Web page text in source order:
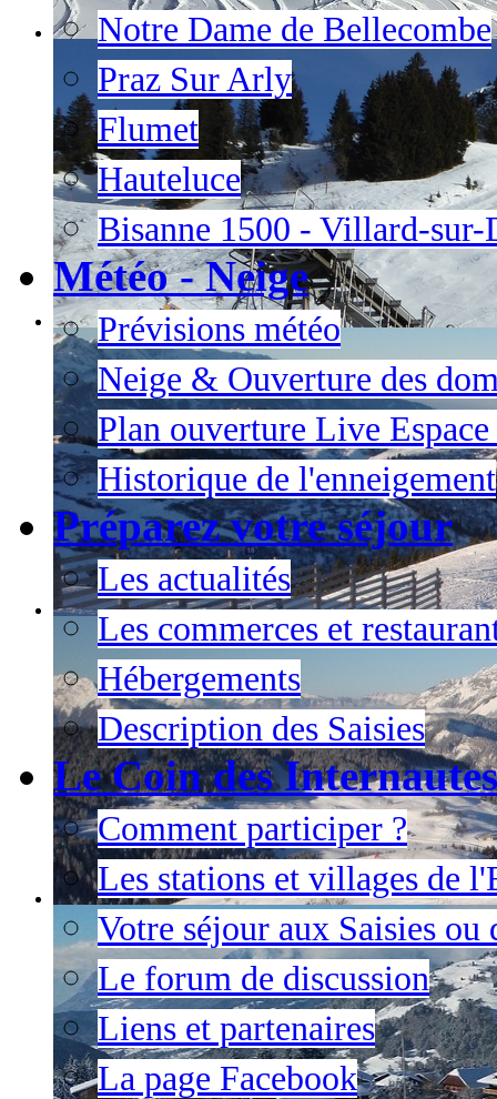
Notre Dame de Bellecombe
Praz Sur Arly
Flumet
Hauteluce
Bisanne 1500 - Villard-sur-
Météo - Neige
Prévisions météo
Neige & Ouverture des
Plan ouverture Live
Historique de l'enneigement
Préparez votre séjour
Les actualités
Les commerces et
Hébergements
Description des Saisies
Le Coin des Internautes
Comment participer ?
Les stations et villages de
Votre séjour aux Saisies ou
Le forum de discussion
Liens et partenaires
La page Facebook